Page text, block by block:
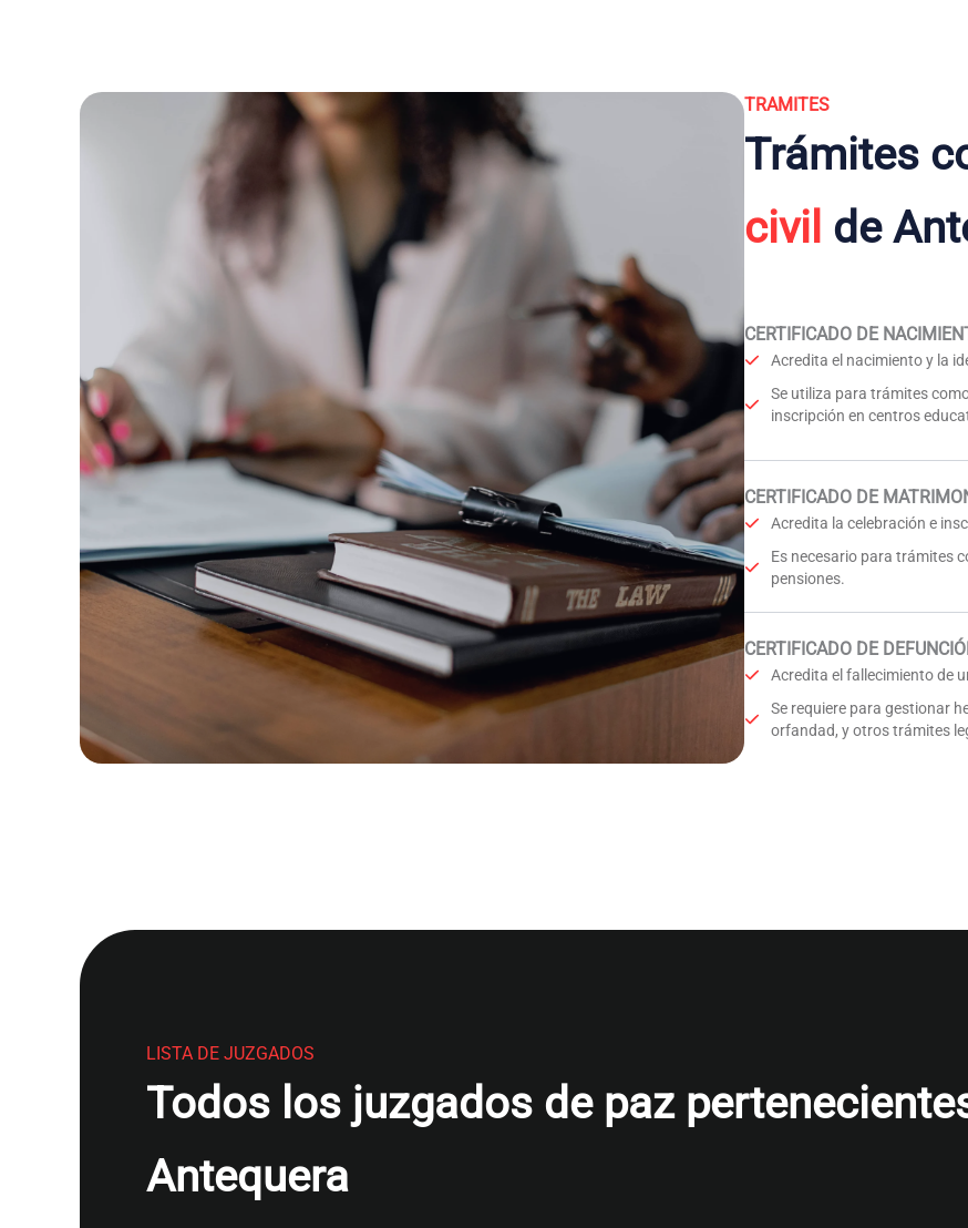
TRAMITES
Trámites
civil de
CERTIFICADO DE
Acredita el nacimiento y la
Se utiliza para trámites
inscripción en centros
CERTIFICADO DE
Acredita la celebración e
Es necesario para trámites
pensiones.
CERTIFICADO DE
Acredita el fallecimiento de
Se requiere para gestionar
orfandad, y otros trámites
LISTA DE JUZGADOS
Todos los juzgados de paz
Antequera